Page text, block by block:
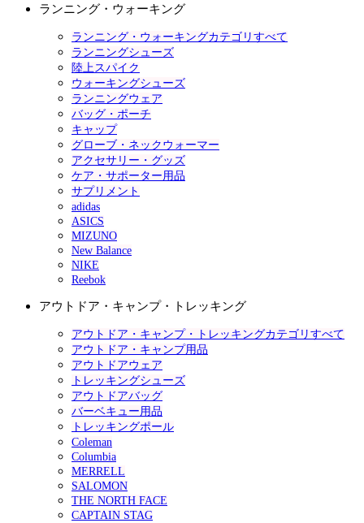
ランニング・ウォーキング
ランニング・ウォーキングカテゴリすべて
ランニングシューズ
陸上スパイク
ウォーキングシューズ
ランニングウェア
バッグ・ポーチ
キャップ
グローブ・ネックウォーマー
アクセサリー・グッズ
ケア・サポーター用品
サプリメント
adidas
ASICS
MIZUNO
New Balance
NIKE
Reebok
アウトドア・キャンプ・トレッキング
アウトドア・キャンプ・トレッキングカテゴリすべて
アウトドア・キャンプ用品
アウトドアウェア
トレッキングシューズ
アウトドアバッグ
バーベキュー用品
トレッキングポール
Coleman
Columbia
MERRELL
SALOMON
THE NORTH FACE
CAPTAIN STAG